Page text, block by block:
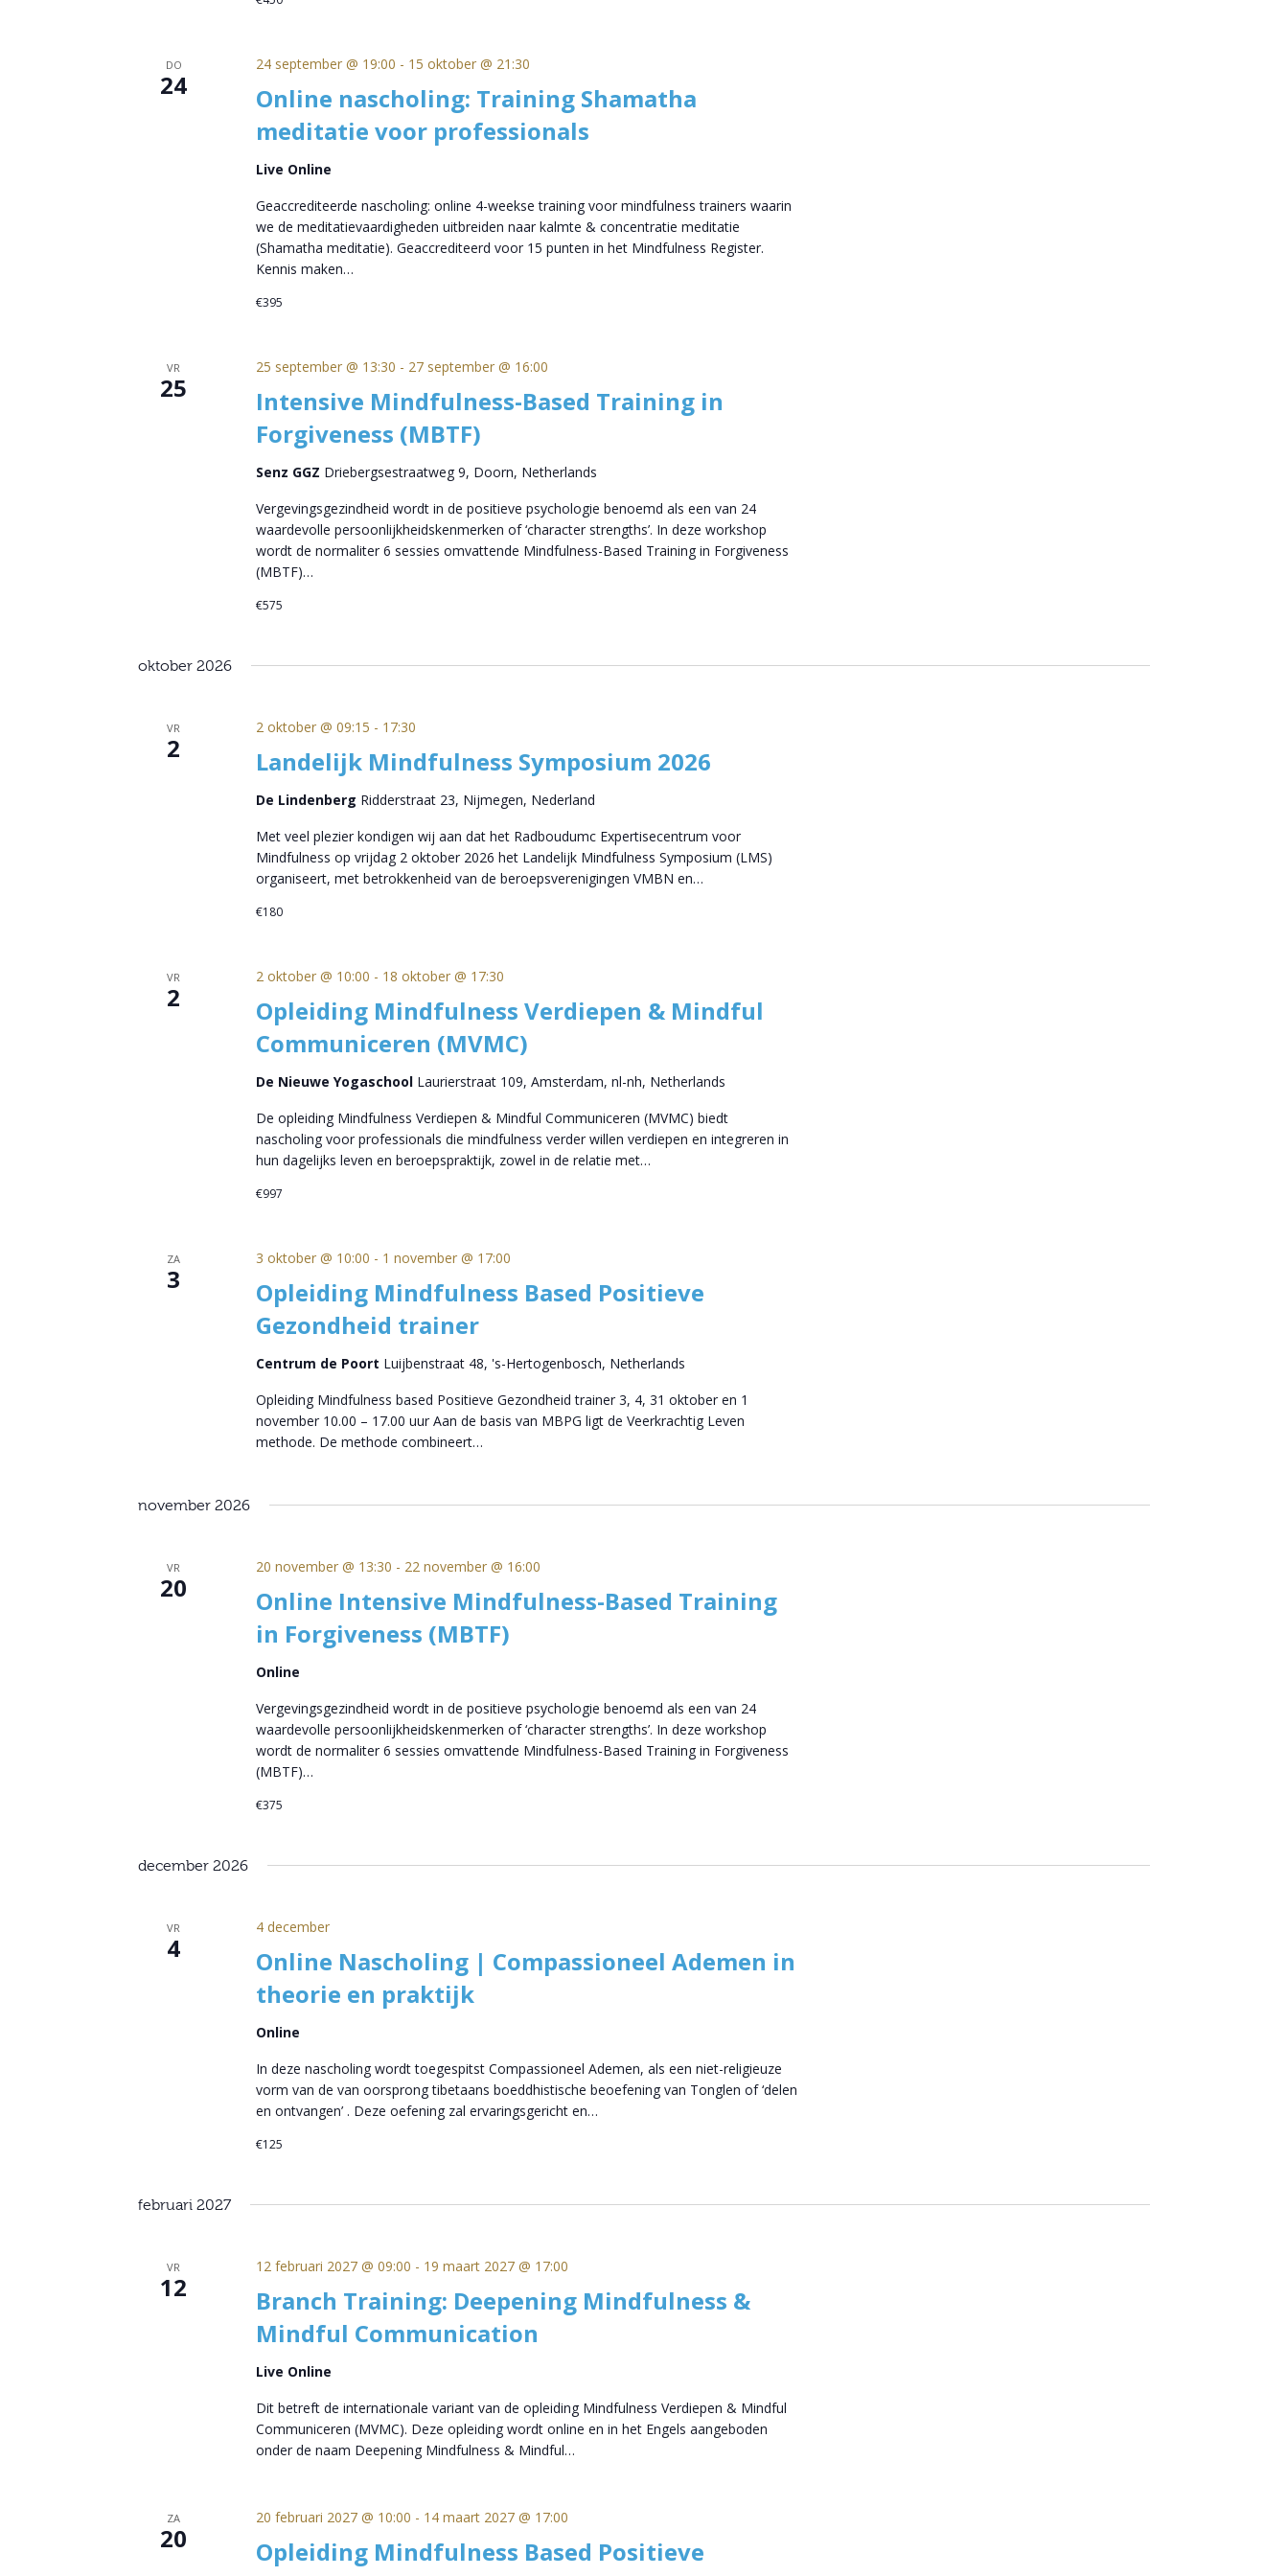
DO
24
Online nascholing: Training Shamatha
meditatie voor professionals
24 september @ 19:00 - 15 oktober @ 21:30
Live Online
Geaccrediteerde nascholing: online 4-weekse training voor mindfulness trainers waarin
we de meditatievaardigheden uitbreiden naar kalmte & concentratie meditatie
(Shamatha meditatie). Geaccrediteerd voor 15 punten in het Mindfulness Register.
Kennis maken…
€395
VR
25
Intensive Mindfulness-Based Training in
Forgiveness (MBTF)
25 september @ 13:30 - 27 september @ 16:00
Senz GGZ Driebergsestraatweg 9, Doorn, Netherlands
Vergevingsgezindheid wordt in de positieve psychologie benoemd als een van 24
waardevolle persoonlijkheidskenmerken of ‘character strengths’. In deze workshop
wordt de normaliter 6 sessies omvattende Mindfulness-Based Training in Forgiveness
(MBTF)…
€575
oktober 2026
VR
2 Landelijk Mindfulness Symposium 2026
2 oktober @ 09:15 - 17:30
De Lindenberg Ridderstraat 23, Nijmegen, Nederland
Met veel plezier kondigen wij aan dat het Radboudumc Expertisecentrum voor
Mindfulness op vrijdag 2 oktober 2026 het Landelijk Mindfulness Symposium (LMS)
organiseert, met betrokkenheid van de beroepsverenigingen VMBN en…
€180
VR
2
Opleiding Mindfulness Verdiepen & Mindful
Communiceren (MVMC)
2 oktober @ 10:00 - 18 oktober @ 17:30
De Nieuwe Yogaschool Laurierstraat 109, Amsterdam, nl-nh, Netherlands
De opleiding Mindfulness Verdiepen & Mindful Communiceren (MVMC) biedt
nascholing voor professionals die mindfulness verder willen verdiepen en integreren in
hun dagelijks leven en beroepspraktijk, zowel in de relatie met…
€997
ZA
3
Opleiding Mindfulness Based Positieve
Gezondheid trainer
3 oktober @ 10:00 - 1 november @ 17:00
Centrum de Poort Luijbenstraat 48, 's-Hertogenbosch, Netherlands
Opleiding Mindfulness based Positieve Gezondheid trainer 3, 4, 31 oktober en 1
november 10.00 – 17.00 uur Aan de basis van MBPG ligt de Veerkrachtig Leven
methode. De methode combineert…
november 2026
VR
20
Online Intensive Mindfulness-Based Training
in Forgiveness (MBTF)
20 november @ 13:30 - 22 november @ 16:00
Online
Vergevingsgezindheid wordt in de positieve psychologie benoemd als een van 24
waardevolle persoonlijkheidskenmerken of ‘character strengths’. In deze workshop
wordt de normaliter 6 sessies omvattende Mindfulness-Based Training in Forgiveness
(MBTF)…
€375
december 2026
VR
4
Online Nascholing | Compassioneel Ademen in
theorie en praktijk
4 december
Online
In deze nascholing wordt toegespitst Compassioneel Ademen, als een niet-religieuze
vorm van de van oorsprong tibetaans boeddhistische beoefening van Tonglen of ‘delen
en ontvangen’ . Deze oefening zal ervaringsgericht en…
€125
februari 2027
VR
12
Branch Training: Deepening Mindfulness &
Mindful Communication
12 februari 2027 @ 09:00 - 19 maart 2027 @ 17:00
Live Online
Dit betreft de internationale variant van de opleiding Mindfulness Verdiepen & Mindful
Communiceren (MVMC). Deze opleiding wordt online en in het Engels aangeboden
onder de naam Deepening Mindfulness & Mindful…
ZA
20
Opleiding Mindfulness Based Positieve
20 februari 2027 @ 10:00 - 14 maart 2027 @ 17:00